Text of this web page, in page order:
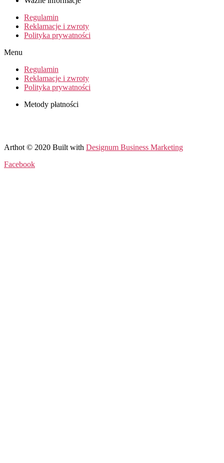
Regulamin
Reklamacje i zwroty
Polityka prywatności
Menu
Regulamin
Reklamacje i zwroty
Polityka prywatności
Metody płatności
Arthot © 2020 Built with Designum Business Marketing
Facebook